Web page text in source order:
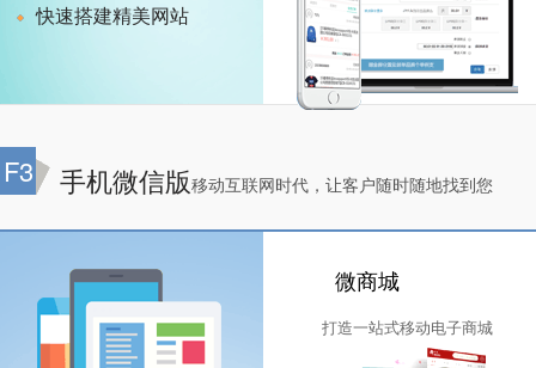
快速搭建精美网站
F3 手机微信版移动互联网时代，让客户随时随地找到您
微商城
打造一站式移动电子商城